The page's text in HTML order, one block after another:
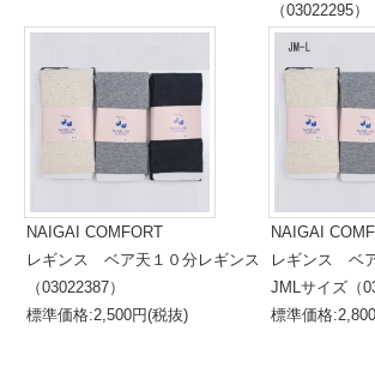
（03022295）
標準価格
NAIGAI COMFORT
レギンス ベア天１０分レギンス
（03022387）
標準価格:2,500円(税抜)
NAIGAI
レギンス ベ
JMLサイズ（
標準価格